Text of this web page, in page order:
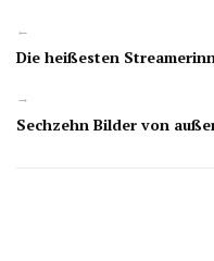
←
Die heißesten
→
Sechzehn Bilder von